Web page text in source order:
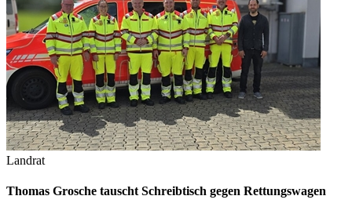
Landrat
Thomas Grosche tauscht Schreibtisch gegen Rettungswagen